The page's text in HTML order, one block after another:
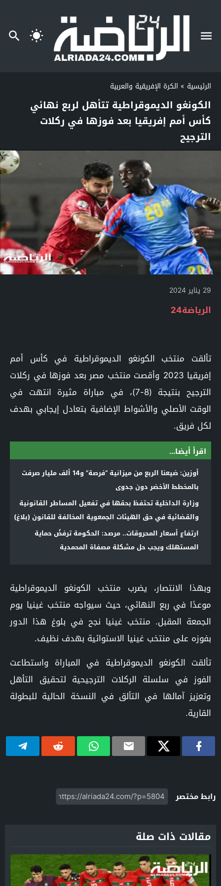
الرئيسية » الكرة الإفريقية والعربية
الكونغو الديموقراطية تتأهل لربع نهائي
كأس أمم إفريقيا بعد فوزها في ركلات
الترجيح
29 يناير 2024
الرياضة24
تألقت منتخب الكونغو الديموقراطية في كأس أمم
إفريقيا 2023 وأقصت منتخب مصر بعد فوزها في ركلات
الترجيح بنتيجة (8-7)، في مباراة مثيرة انتهت في
الوقت الأصلي والأشواط الإضافية بتعادل إيجابي بهدف
لكل فريق.
اقرأ أيضا...
أوزين: ضيعنا الربع من ميزانية “فرصة” و14 ألف مليار صرفت
بالمخطط الأخضر دون جدوى
وزارة الداخلية تحتفظ بحقها في تفعيل المساطر القانونية
والقضائية في حق الهيئات الجمعوية المخالفة للقانون (بلاغ)
ارتفاع أسعار المحروقات.. مرصد: الحكومة ترفضُ حماية
المستهلك ويجب حل مشكلة مصفاة المحمدية
وبهذا الانتصار، يضرب منتخب الكونغو الديموقراطية
موعدًا في ربع النهائي، حيث سيواجه منتخب غينيا يوم
الجمعة المقبل. منتخب غينيا نجح في بلوغ هذا الدور
بفوزه على منتخب غينيا الاستوائية بهدف نظيف.
تألقت الكونغو الديموقراطية في المباراة واستطاعت
الفوز في سلسلة الركلات الترجيحية لتحقيق التأهل
وتعزيز آمالها في التألق في النسخة الحالية للبطولة
القارية.
رابط مختصر
مقالات ذات صلة